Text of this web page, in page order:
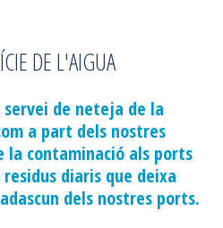
DE L'AIGUA
de neteja de la
a part dels nostres
la contaminació als ports
diaris que deixa
dels nostres ports.